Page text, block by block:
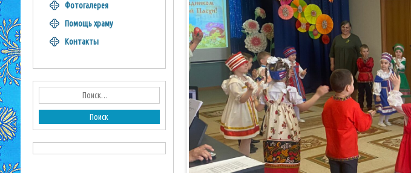
Фотогалерея
Помощь храму
Контакты